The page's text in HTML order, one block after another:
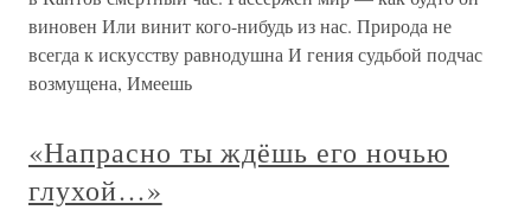
виновен Или винит кого-нибудь из нас. Природа не
всегда к искусству равнодушна И гения судьбой подчас
возмущена, Имеешь
«Напрасно ты ждёшь его ночью
глухой…»